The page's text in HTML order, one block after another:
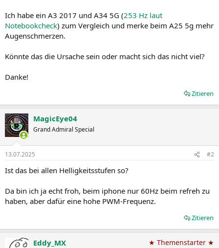
Ich habe ein A3 2017 und A34 5G (253 Hz laut
Notebookcheck) zum Vergleich und merke beim A25 5g mehr
Augenschmerzen.
Könnte das die Ursache sein oder macht sich das nicht viel?
Danke!
Zitieren
MagicEye04
Grand Admiral Special
13.07.2025 #2
Ist das bei allen Helligkeitsstufen so?
Da bin ich ja echt froh, beim iphone nur 60Hz beim refreh zu
haben, aber dafür eine hohe PWM-Frequenz.
Zitieren
Eddy_MX ★ Themenstarter ★